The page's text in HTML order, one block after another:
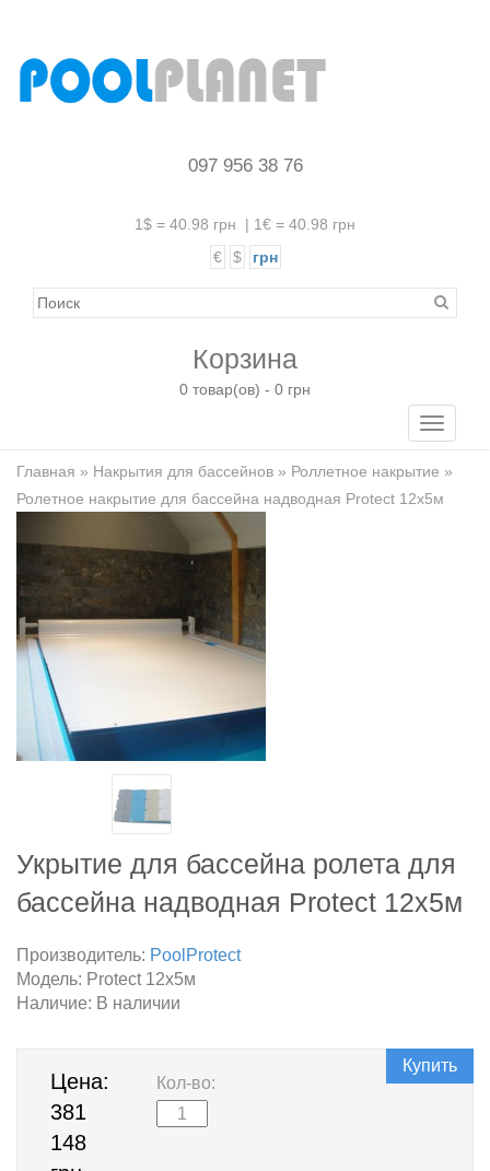
097 956 38 76
1$ = 40.98 грн | 1€ = 40.98 грн
€
$ грн
Корзина
0 товар(ов) - 0 грн
Toggle
Главная » Накрытия для бассейнов » Роллетное накрытие »
Ролетное накрытие для бассейна надводная Protect 12х5м
Укрытие для бассейна ролета для
бассейна надводная Protect 12х5м
Производитель: PoolProtect
Модель: Protect 12х5м
Наличие: В наличии
Цена:
381
148
Кол-во:
Купить